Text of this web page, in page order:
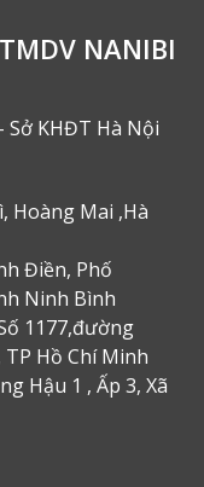
NANIBI
Sở KHĐT Hà Nội
Hoàng Mai ,Hà
Điền, Phố
Ninh Bình
1177,đường
TP Hồ Chí Minh
Hậu 1 , Ấp 3, Xã